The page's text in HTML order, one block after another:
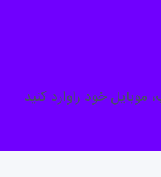
موبایل خود راوارد کنید